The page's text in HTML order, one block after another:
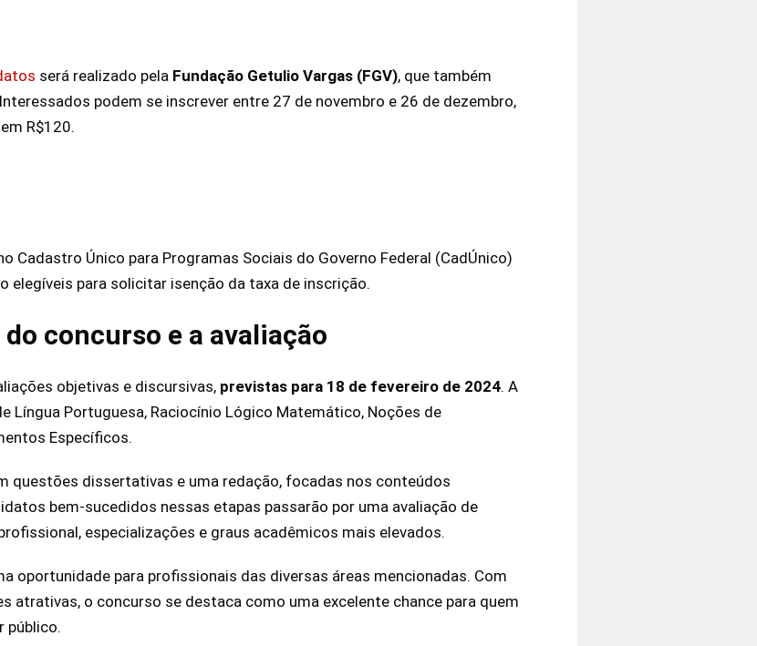
será realizado pela Fundação Getulio Vargas (FGV), que também
podem se inscrever entre 27 de novembro e 26 de dezembro,
R$120.
Cadastro Único para Programas Sociais do Governo Federal (CadÚnico)
elegíveis para solicitar isenção da taxa de inscrição.
concurso e a avaliação
objetivas e discursivas, previstas para 18 de fevereiro de 2024. A
Língua Portuguesa, Raciocínio Lógico Matemático, Noções de
Específicos.
questões dissertativas e uma redação, focadas nos conteúdos
bem-sucedidos nessas etapas passarão por uma avaliação de
especializações e graus acadêmicos mais elevados.
oportunidade para profissionais das diversas áreas mencionadas. Com
atrativas, o concurso se destaca como uma excelente chance para quem
público.